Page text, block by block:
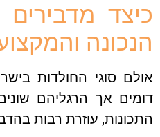
מדבירים
סוגי החולדות בישראל
אך הרגליהם שונים
עוזרת רבות